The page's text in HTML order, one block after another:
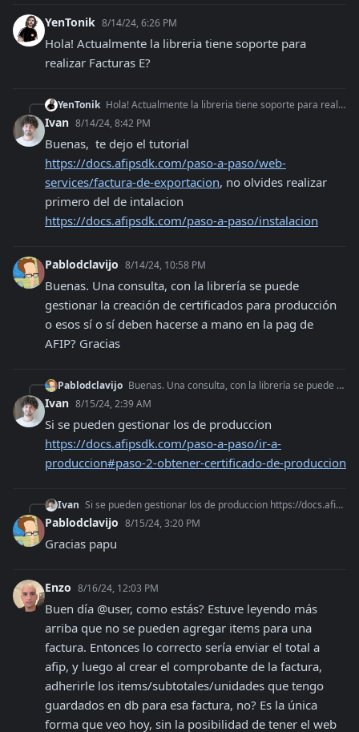
YenTonik 8/14/24, 6:26 PM
Hola! Actualmente la libreria tiene soporte para
realizar Facturas E?
YenTonik Hola! Actualmente la libreria tiene soporte para realizar Facturas E?
Ivan 8/14/24, 8:42 PM
https://docs.afipsdk.com/paso-a-paso/web-
services/factura-de-exportacion, no olvides realizar
https://docs.afipsdk.com/paso-a-paso/instalacion
Pablodclavijo 8/14/24, 10:58 PM
Buenas. Una consulta, con la librería se puede
gestionar la creación de certificados para producción
o esos sí o sí deben hacerse a mano en la pag de
AFIP? Gracias
Pablodclavijo Buenas. Una consulta, con la librería se puede gestionar la creación de certificados para producción o esos sí o sí deben hacerse a mano en la pag de AFIP? Grac
Ivan 8/15/24, 2:39 AM
https://docs.afipsdk.com/paso-a-paso/ir-a-
produccion#paso-2-obtener-certificado-de-produccion
Ivan Si se pueden gestionar los de produccion https://docs.afipsdk.com/paso-a-paso/ir-a-produccion#paso-2-obtener-certificado-de-produccion
Pablodclavijo 8/15/24, 3:20 PM
Gracias papu
Enzo 8/16/24, 12:03 PM
Buen día @user, como estás? Estuve leyendo más
arriba que no se pueden agregar items para una
factura. Entonces lo correcto sería enviar el total a
afip, y luego al crear el comprobante de la factura,
adherirle los items/subtotales/unidades que tengo
guardados en db para esa factura, no? Es la única
forma que veo hoy, sin la posibilidad de tener el web